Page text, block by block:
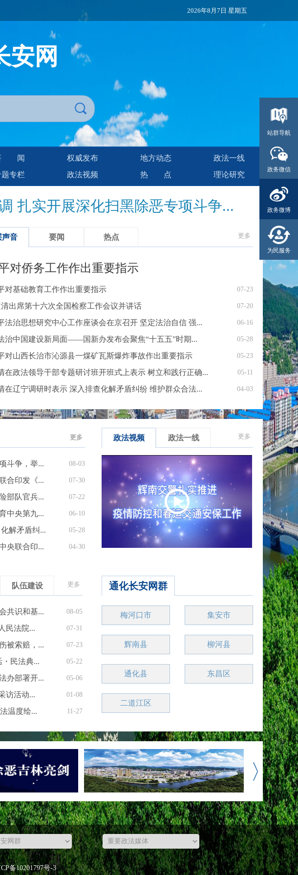
2026年8月7日 星期五
安网
闻 权威发布 地方动态
政法一线
专栏 政法视频 热点 理论研究
扎实开展深化扫黑除恶专项斗争...
声音 要闻 热点 更多
对侨务工作作出重要指示
07-23
对基础教育工作作出重要指示
07-20
出席第十六次全国检察工作会议并讲话
06-16
法治思想研究中心工作座谈会在京召开 坚定法治自信 强...
05-28
治中国建设新局面——国新办发布会聚焦“十五五”时期...
05-23
对山西长治市沁源县一煤矿瓦斯爆炸事故作出重要指示
05-11
在政法领导干部专题研讨班开班式上表示 树立和践行正确...
04-03
在辽宁调研时表示 深入排查化解矛盾纠纷 维护群众合法...
更多
08-03
斗争，举...
07-30
合印发《...
07-22
部队官兵...
06-10
中央第九...
05-28
解矛盾纠...
04-30
央联合印...
政法视频 政法一线 更多
队伍建设 更多
08-05
共识和基...
07-31
民法院...
07-23
被索赔，...
05-22
・民法典...
05-06
办部署开...
01-08
访活动...
11-27
温度绘...
通化长安网群
梅河口市 集安市
辉南县 柳河县
通化县 东昌区
二道江区
备10201797号-3
站群导航
政务微信
政务微博
为民服务